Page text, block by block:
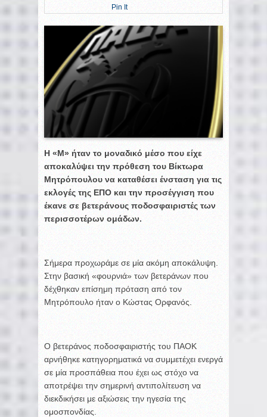
Pin It
Η «Μ» ήταν το μοναδικό μέσο που είχε
αποκαλύψει την πρόθεση του Βίκτωρα
Μητρόπουλου να καταθέσει ένσταση για τις
εκλογές της ΕΠΟ και την προσέγγιση που
έκανε σε βετεράνους ποδοσφαιριστές των
περισσοτέρων ομάδων.
Σήμερα προχωράμε σε μία ακόμη αποκάλυψη.
Στην βασική «φουρνιά» των βετεράνων που
δέχθηκαν επίσημη πρόταση από τον
Μητρόπουλο ήταν ο Κώστας Ορφανός.
Ο βετεράνος ποδοσφαιριστής του ΠΑΟΚ
αρνήθηκε κατηγορηματικά να συμμετέχει ενεργά
σε μία προσπάθεια που έχει ως στόχο να
αποτρέψει την σημερινή αντιπολίτευση να
διεκδικήσει με αξιώσεις την ηγεσία της
ομοσπονδίας.